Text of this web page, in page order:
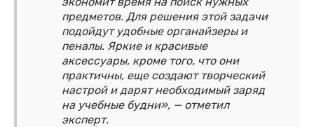
предметов. Для решения этой задачи
подойдут удобные органайзеры и
пеналы. Яркие и красивые
аксессуары, кроме того, что они
практичны, еще создают творческий
настрой и дарят необходимый заряд
на учебные будни», — отметил
эксперт.